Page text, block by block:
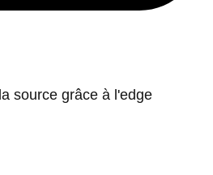
source grâce à l'edge